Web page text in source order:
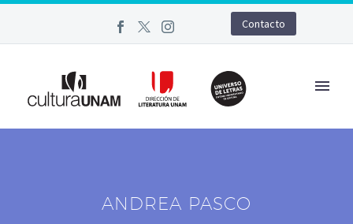
Contacto
ANDREA PASCO